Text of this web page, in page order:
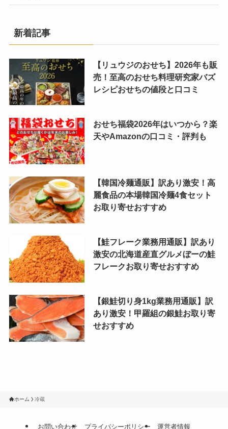
新着記事
【リュウジのおせち】2026年も販
売！至高のおせち料理研究家バズ
レシピおせちの値段と口コミ
おせち福袋2026年はいつから？楽
天やAmazonの口コミ・評判も
【韓国冷麺通販】訳あり激安！高
麗食品の本場韓国冷麺4食セット
お取り寄せおすすめ
【鮭フレーク業務用通販】訳あり
激安の北海道産直グルメぼーの鮭
フレークお取り寄せおすすめ
【銀鮭切り身1kg業務用通販】訳
あり激安！甲羅組の銀鮭お取り寄
せおすすめ
ホーム 冷蔵
お問い合わせ プライバシーポリシー 運営者情報